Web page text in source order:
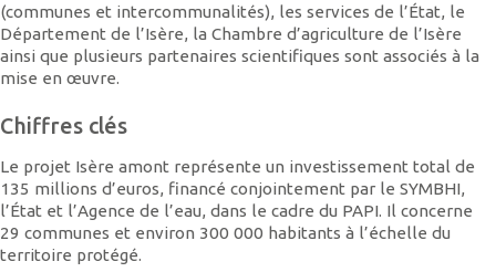
(communes et intercommunalités), les services de l’État, le
Département de l’Isère, la Chambre d’agriculture de l’Isère
ainsi que plusieurs partenaires scientifiques sont associés à la
mise en œuvre.
Chiffres clés
Le projet Isère amont représente un investissement total de
135 millions d’euros, financé conjointement par le SYMBHI,
l’État et l’Agence de l’eau, dans le cadre du PAPI. Il concerne
29 communes et environ 300 000 habitants à l’échelle du
territoire protégé.